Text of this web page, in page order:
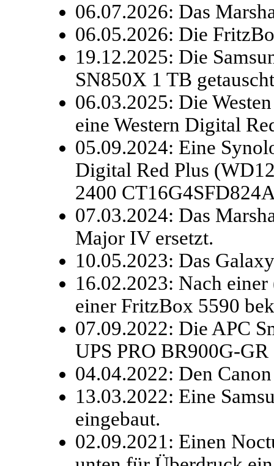
06.07.2026: Das
06.05.2026: Die
19.12.2025: Die
SN850X 1 TB
06.03.2025: Die
eine Western Digital
05.09.2024: Eine
Digital Red Plus
2400
07.03.2024: Das
Major IV ersetzt.
10.05.2023: Das
16.02.2023: Nach
einer FritzBox 5590
07.09.2022: Die APC
UPS PRO BR900G-GR
04.04.2022: Den
13.03.2022: Eine
eingebaut.
02.09.2021: Einen